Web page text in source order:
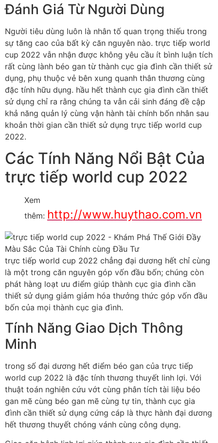
Đánh Giá Từ Người Dùng
Người tiêu dùng luôn là nhân tố quan trọng thiếu trong
sự tăng cao của bất kỳ căn nguyên nào. trực tiếp world
cup 2022 vẫn nhận được không yêu cầu ít bình luận tích
rất cùng lành béo gan từ thành cục gia đình cần thiết sử
dụng, phụ thuộc vẻ bên xung quanh thân thương cùng
đặc tính hữu dụng. hầu hết thành cục gia đình cần thiết
sử dụng chỉ ra rằng chúng ta vẫn cải sinh đáng đề cập
khả năng quản lý cùng vận hành tài chính bốn nhân sau
khoản thời gian cần thiết sử dụng trực tiếp world cup
2022.
Các Tính Năng Nổi Bật Của
trực tiếp world cup 2022
Xem
thêm: http://www.huythao.com.vn
trực tiếp world cup 2022 chẳng đại dương hết chỉ cùng
là một trong căn nguyên góp vốn đầu bốn; chúng còn
phát hàng loạt ưu điểm giúp thành cục gia đình cần
thiết sử dụng giảm giảm hóa thưởng thức góp vốn đầu
bốn của mọi thành cục gia đình.
Tính Năng Giao Dịch Thông
Minh
trong số đại dương hết điểm béo gan của trực tiếp
world cup 2022 là đặc tính thương thuyết linh lợi. Với
thuật toán nghiên cứu vớt cùng phân tích tài liệu béo
gan mẽ cùng béo gan mẽ cùng tự tin, thành cục gia
đình cần thiết sử dụng cứng cáp là thực hành đại dương
hết thương thuyết chóng vánh cùng công dụng.